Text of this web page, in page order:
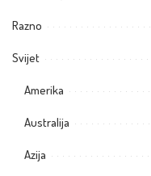
Razno
Svijet
Amerika
Australija
Azija